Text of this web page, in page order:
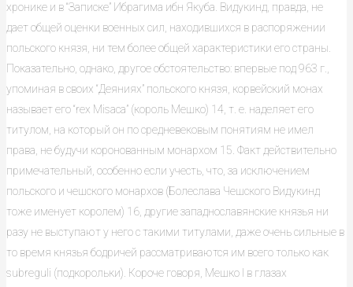
хронике и в “Записке” Ибрагима ибн Якуба. Видукинд, правда, не
дает общей оценки военных сил, находившихся в распоряжении
польского князя, ни тем более общей характеристики его страны.
Показательно, однако, другое обстоятельство: впервые под 963 г.,
упоминая в своих “Деяниях” польского князя, корвейский монах
называет его “rex Misaca” (король Мешко) 14, т. е. наделяет его
титулом, на который он по средневековым понятиям не имел
права, не будучи коронованным монархом 15. Факт действительно
примечательный, особенно если учесть, что, за исключением
польского и чешского монархов (Болеслава Чешского Видукинд
тоже именует королем) 16, другие западнославянские князья ни
разу не выступают у него с такими титулами, даже очень сильные в
то время князья бодричей рассматриваются им всего только как
subreguli (подкорольки). Короче говоря, Мешко I в глазах